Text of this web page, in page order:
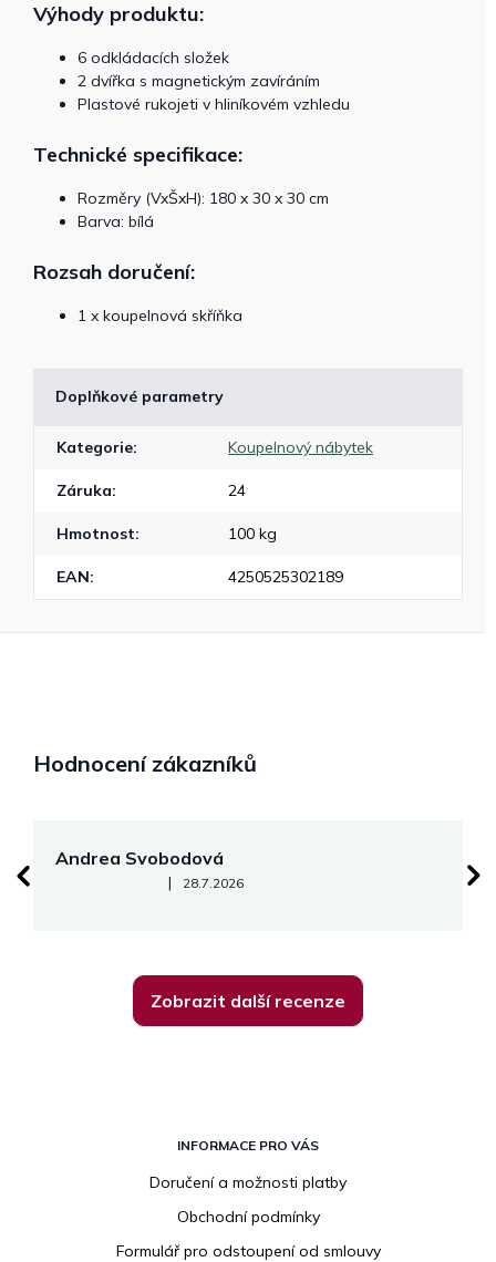
Výhody produktu:
6 odkládacích složek
2 dvířka s magnetickým zavíráním
Plastové rukojeti v hliníkovém vzhledu
Technické specifikace:
Rozměry (VxŠxH): 180 x 30 x 30 cm
Barva: bílá
Rozsah doručení:
1 x koupelnová skříňka
Doplňkové parametry
Kategorie: Koupelnový nábytek
Záruka: 24
Hmotnost: 100 kg
EAN: 4250525302189
Hodnocení zákazníků
Andrea Svobodová
Hodnocení obchodu je 5 z 5 hvězdiček.
| 28.7.2026
Zobrazit další recenze
INFORMACE PRO VÁS
Doručení a možnosti platby
Obchodní podmínky
Formulář pro odstoupení od smlouvy